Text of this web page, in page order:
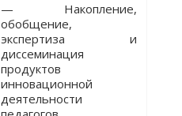
— Накопление,
обобщение,
экспертиза и
диссеминация
продуктов
инновационной
деятельности